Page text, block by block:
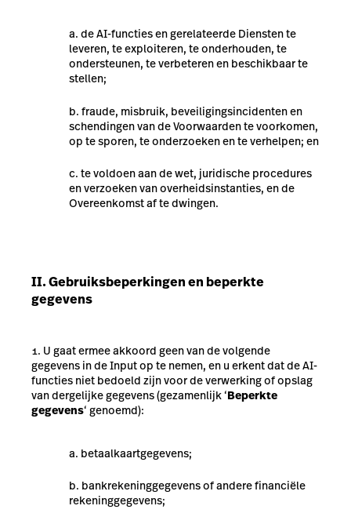
de AI-functies en gerelateerde Diensten te
leveren, te exploiteren, te onderhouden, te
ondersteunen, te verbeteren en beschikbaar te
stellen;
fraude, misbruik, beveiligingsincidenten en
schendingen van de Voorwaarden te voorkomen,
op te sporen, te onderzoeken en te verhelpen; en
te voldoen aan de wet, juridische procedures
en verzoeken van overheidsinstanties, en de
Overeenkomst af te dwingen.
II. Gebruiksbeperkingen en beperkte
gegevens
U gaat ermee akkoord geen van de volgende
gegevens in de Input op te nemen, en u erkent dat de AI-
functies niet bedoeld zijn voor de verwerking of opslag
van dergelijke gegevens (gezamenlijk ‘Beperkte
gegevens‘ genoemd):
betaalkaartgegevens;
bankrekeninggegevens of andere financiële
rekeninggegevens;